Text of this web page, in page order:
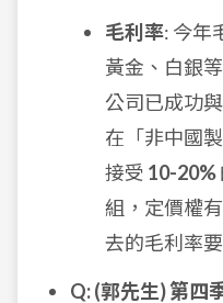
毛利率: 今年
黃金、白銀
公司已成功
在「非中國
接受 10-20%
組，定價權
去的毛利率
Q: (郭先生) 第四